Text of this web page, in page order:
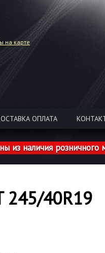
на карте
ОПЛАТА
розничного
245/40R19